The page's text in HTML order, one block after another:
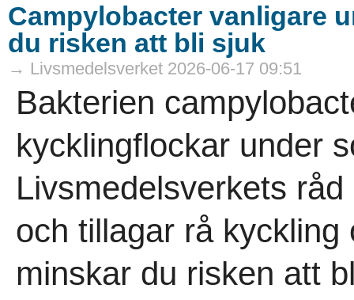
Campylobacter vanligare
du risken att bli sjuk
→ Livsmedelsverket 2026-06-17 09:51
Bakterien
kycklingflockar under
Livsmedelsverkets
och tillagar rå
minskar du risken att